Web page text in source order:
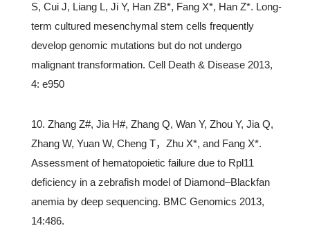
S, Cui J, Liang L, Ji Y, Han ZB*, Fang X*, Han Z*. Long-
term cultured mesenchymal stem cells frequently
develop genomic mutations but do not undergo
malignant transformation. Cell Death & Disease 2013,
4: e950
10. Zhang Z#, Jia H#, Zhang Q, Wan Y, Zhou Y, Jia Q,
Zhang W, Yuan W, Cheng T，Zhu X*, and Fang X*.
Assessment of hematopoietic failure due to Rpl11
deficiency in a zebrafish model of Diamond–Blackfan
anemia by deep sequencing. BMC Genomics 2013,
14:486.